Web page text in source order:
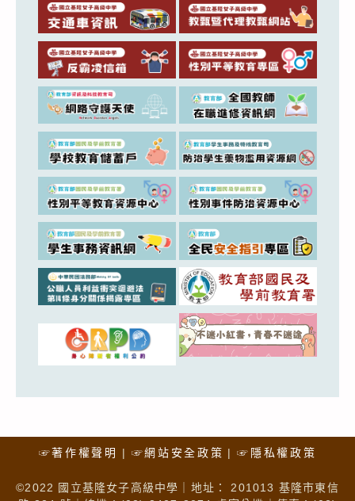
☞著作權聲明 ☞網站安全政策 ☞隱私權政策
©2022 國立基隆女子高級中學｜地址： 201013 基隆市東信